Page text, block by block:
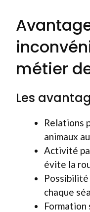
métier
Les
Relations
animaux
Activité
évite la
Possibilité
chaque
Formation